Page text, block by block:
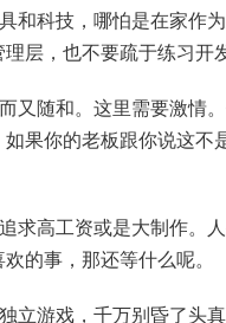
和科技，哪怕是在家作
层，也不要疏于练习开
又随和。这里需要激情
果你的老板跟你说这不
求高工资或是大制作。
的事，那还等什么呢。
立游戏，千万别昏了头